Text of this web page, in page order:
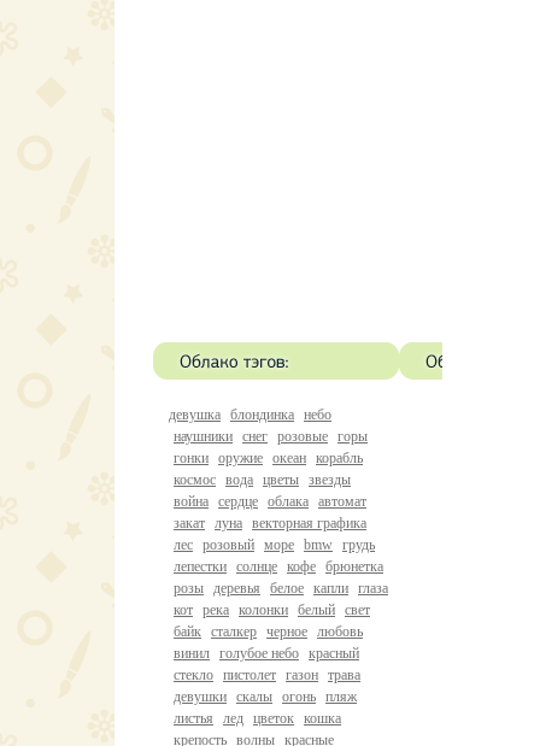
девушка блондинка небо
наушники снег розовые горы
гонки оружие океан корабль
космос вода цветы звезды
война сердце облака автомат
закат луна векторная графика
лес розовый море bmw грудь
лепестки солнце кофе брюнетка
розы деревья белое капли глаза
кот река колонки белый свет
байк сталкер черное любовь
винил голубое небо красный
стекло пистолет газон трава
девушки скалы огонь пляж
листья
лед цветок кошка
крепость волны красные